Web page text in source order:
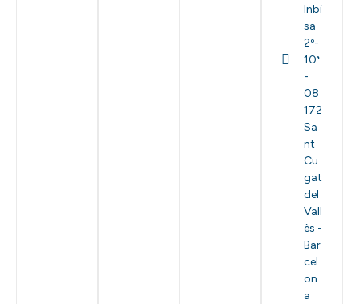
Inbi
sa
2º-
10ª
-
08
172
Sa
nt
Cu
gat
del
Vall
ès -
Bar
cel
on
a